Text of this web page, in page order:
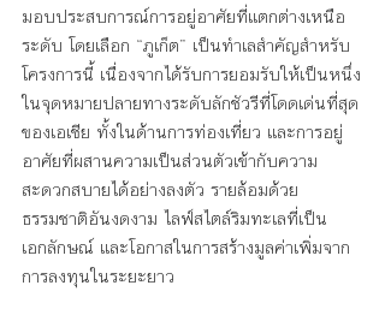
มอบประสบการณ์การอยู่อาศัยที่แตกต่างเหนือ
ระดับ โดยเลือก “ภูเก็ต” เป็นทำเลสำคัญสำหรับ
โครงการนี้ เนื่องจากได้รับการยอมรับให้เป็นหนึ่ง
ในจุดหมายปลายทางระดับลักชัวรีที่โดดเด่นที่สุด
ของเอเชีย ทั้งในด้านการท่องเที่ยว และการอยู่
อาศัยที่ผสานความเป็นส่วนตัวเข้ากับความ
สะดวกสบายได้อย่างลงตัว รายล้อมด้วย
ธรรมชาติอันงดงาม ไลฟ์สไตล์ริมทะเลที่เป็น
เอกลักษณ์ และโอกาสในการสร้างมูลค่าเพิ่มจาก
การลงทุนในระยะยาว